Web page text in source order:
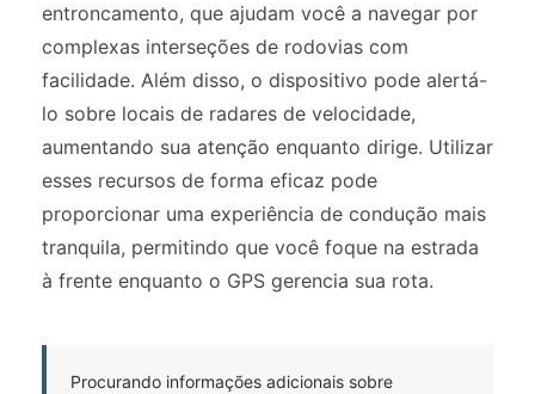
entroncamento, que ajudam você a navegar por
complexas interseções de rodovias com
facilidade. Além disso, o dispositivo pode alertá-
lo sobre locais de radares de velocidade,
aumentando sua atenção enquanto dirige. Utilizar
esses recursos de forma eficaz pode
proporcionar uma experiência de condução mais
tranquila, permitindo que você foque na estrada
à frente enquanto o GPS gerencia sua rota.
Procurando informações adicionais sobre